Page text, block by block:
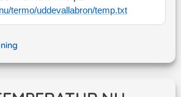
termo/uddevallabron/temp.txt